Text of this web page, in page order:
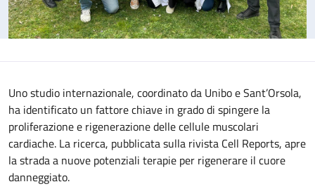
Uno studio internazionale, coordinato da Unibo e Sant’Orsola,
ha identificato un fattore chiave in grado di spingere la
proliferazione e rigenerazione delle cellule muscolari
cardiache. La ricerca, pubblicata sulla rivista Cell Reports, apre
la strada a nuove potenziali terapie per rigenerare il cuore
danneggiato.